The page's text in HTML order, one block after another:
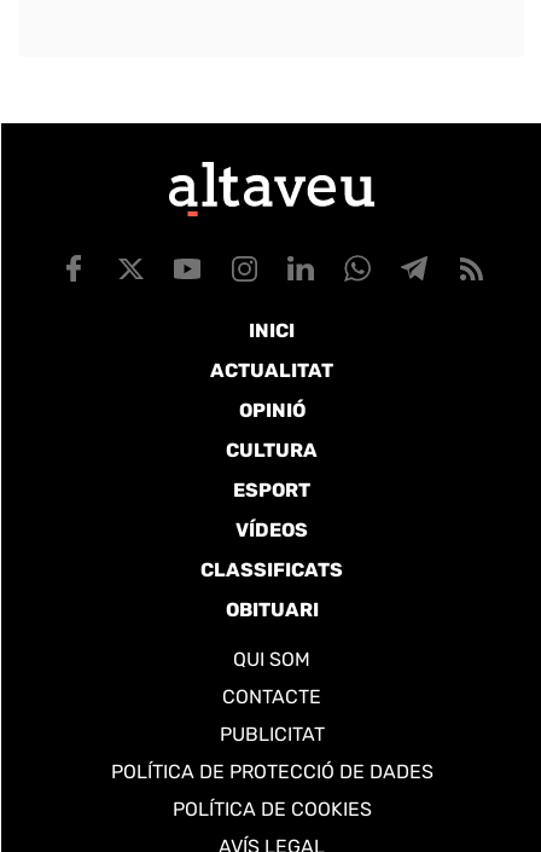
INICI
ACTUALITAT
OPINIÓ
CULTURA
ESPORT
VÍDEOS
CLASSIFICATS
OBITUARI
QUI SOM
CONTACTE
PUBLICITAT
POLÍTICA DE PROTECCIÓ DE DADES
POLÍTICA DE COOKIES
AVÍS LEGAL